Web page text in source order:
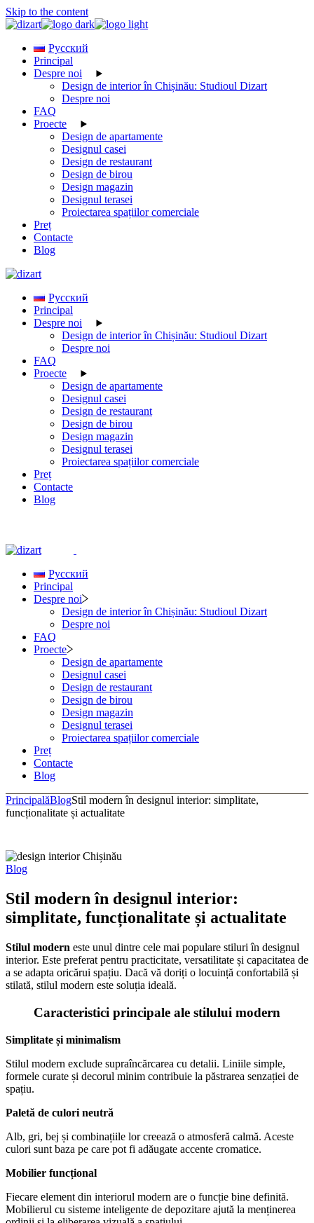
Skip to the content
Русский
Principal
Despre noi
Design de interior în Chișinău: Studioul Dizart
Despre noi
FAQ
Proecte
Design de apartamente
Designul casei
Design de restaurant
Design de birou
Design magazin
Designul terasei
Proiectarea spațiilor comerciale
Preț
Contacte
Blog
Русский
Principal
Despre noi
Design de interior în Chișinău: Studioul Dizart
Despre noi
FAQ
Proecte
Design de apartamente
Designul casei
Design de restaurant
Design de birou
Design magazin
Designul terasei
Proiectarea spațiilor comerciale
Preț
Contacte
Blog
Русский
Principal
Despre noi
Design de interior în Chișinău: Studioul Dizart
Despre noi
FAQ
Proecte
Design de apartamente
Designul casei
Design de restaurant
Design de birou
Design magazin
Designul terasei
Proiectarea spațiilor comerciale
Preț
Contacte
Blog
PrincipalăBlogStil modern în designul interior: simplitate,
funcționalitate și actualitate
Blog
Stil modern în designul interior:
simplitate, funcționalitate și actualitate
Stilul modern este unul dintre cele mai populare stiluri în designul
interior. Este preferat pentru practicitate, versatilitate și capacitatea de
a se adapta oricărui spațiu. Dacă vă doriți o locuință confortabilă și
stilată, stilul modern este soluția ideală.
Caracteristici principale ale stilului modern
Simplitate și minimalism
Stilul modern exclude supraîncărcarea cu detalii. Liniile simple,
formele curate și decorul minim contribuie la păstrarea senzației de
spațiu.
Paletă de culori neutră
Alb, gri, bej și combinațiile lor creează o atmosferă calmă. Aceste
culori sunt baza pe care pot fi adăugate accente cromatice.
Mobilier funcțional
Fiecare element din interiorul modern are o funcție bine definită.
Mobilierul cu sisteme inteligente de depozitare ajută la menținerea